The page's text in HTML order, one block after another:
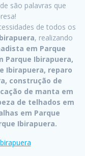
são palavras que
de todos os
, realizando
em Parque
Parque Ibirapuera,
Ibirapuera, reparo
construção de
de manta em
de telhados em
em Parque
Ibirapuera.